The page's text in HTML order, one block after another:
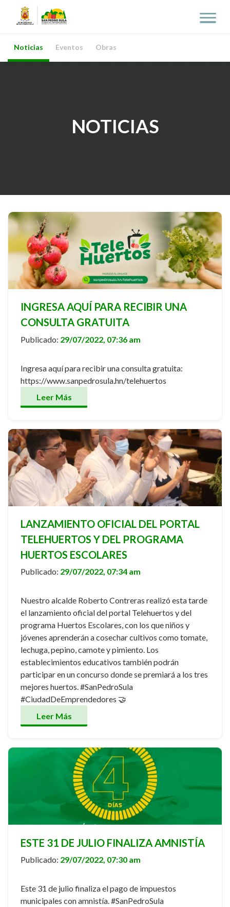
Noticias Eventos Obras
NOTICIAS
INGRESA AQUÍ PARA RECIBIR UNA
CONSULTA GRATUITA
Publicado: 29/07/2022, 07:36 am
Ingresa aquí para recibir una consulta gratuita:
https://www.sanpedrosula.hn/telehuertos
Leer Más
LANZAMIENTO OFICIAL DEL PORTAL
TELEHUERTOS Y DEL PROGRAMA
HUERTOS ESCOLARES
Publicado: 29/07/2022, 07:34 am
Nuestro alcalde Roberto Contreras realizó esta tarde
el lanzamiento oficial del portal Telehuertos y del
programa Huertos Escolares, con los que niños y
jóvenes aprenderán a cosechar cultivos como tomate,
lechuga, pepino, camote y pimiento. Los
establecimientos educativos también podrán
participar en un concurso donde se premiará a los tres
mejores huertos. #SanPedroSula
#CiudadDeEmprendedores 🤝
Leer Más
ESTE 31 DE JULIO FINALIZA AMNISTÍA
Publicado: 29/07/2022, 07:30 am
Este 31 de julio finaliza el pago de impuestos
municipales con amnistía. #SanPedroSula